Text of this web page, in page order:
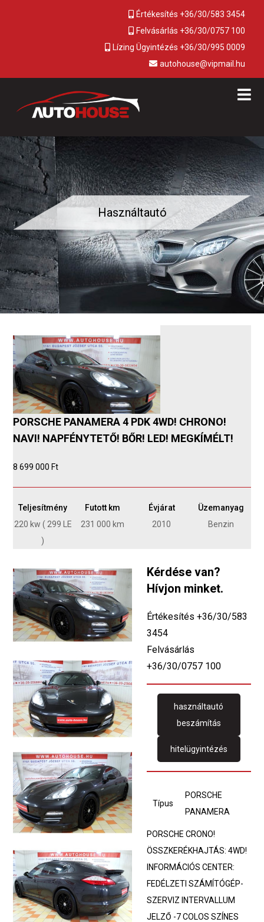
Értékesítés +36/30/583 3454
Felvásárlás +36/30/0757 100
Lízing Ügyintézés +36/30/995 0009
autohouse@vipmail.hu
Használtautó
PORSCHE PANAMERA 4 PDK 4WD! CHRONO!
NAVI! NAPFÉNYTETŐ! BŐR! LED! MEGKÍMÉLT!
8 699 000 Ft
Teljesítmény
220 kw ( 299 LE
)
Futott km
231 000 km
Évjárat
2010
Üzemanyag
Benzin
Kérdése van?
Hívjon minket.
Értékesítés +36/30/583
3454
Felvásárlás
+36/30/0757 100
használtautó
beszámítás
hitelügyintézés
Típus
PORSCHE
PANAMERA
PORSCHE CRONO!
ÖSSZKERÉKHAJTÁS: 4WD!
INFORMÁCIÓS CENTER:
FEDÉLZETI SZÁMÍTÓGÉP-
SZERVIZ INTERVALLUM
JELZŐ -7 COLOS SZÍNES